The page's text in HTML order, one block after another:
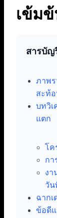
เข้ม
สารบัญ
ภาพ
สะท้
บทวิเ
แตก
โค
กา
งา
วัน
ฉาก
ข้อดี